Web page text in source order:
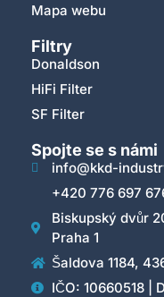
Mapa webu
Filtry
Donaldson
HiFi Filter
SF Filter
Spojte se s námi
info@kkd-
+420 776 697
Biskupský dvůr
Praha 1
Šaldova 1184,
IČO: 10660518 |